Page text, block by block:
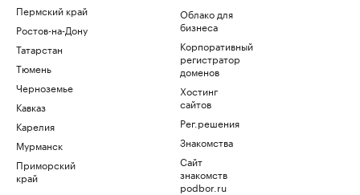
Пермский край
Ростов-на-Дону
Татарстан
Тюмень
Черноземье
Кавказ
Карелия
Мурманск
Приморский
край
Облако для
бизнеса
Корпоративный
регистратор
доменов
Хостинг
сайтов
Рег.решения
Знакомства
Сайт
знакомств
podbor.ru